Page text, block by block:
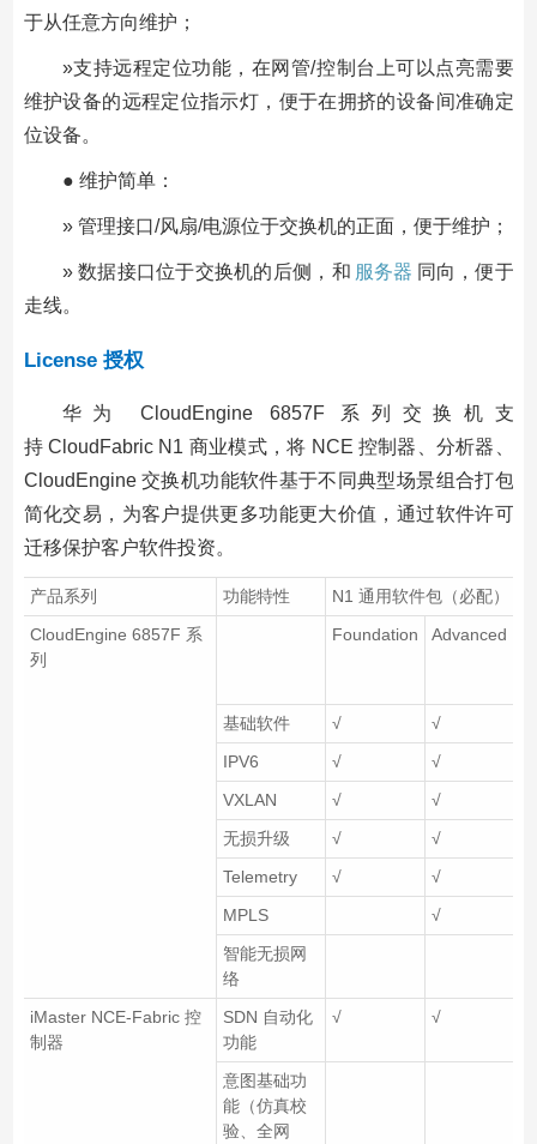
于从任意方向维护；
»支持远程定位功能，在网管/控制台上可以点亮需要
维护设备的远程定位指示灯，便于在拥挤的设备间准确定
位设备。
● 维护简单：
» 管理接口/风扇/电源位于交换机的正面，便于维护；
» 数据接口位于交换机的后侧，和 服务器 同向，便于
走线。
License 授权
华为 CloudEngine 6857F 系列交换机支
持 CloudFabric N1 商业模式，将 NCE 控制器、分析器、
CloudEngine 交换机功能软件基于不同典型场景组合打包
简化交易，为客户提供更多功能更大价值，通过软件许可
迁移保护客户软件投资。
产品系列 功能特性
N1 通用软件包（必配）
CloudEngine 6857F 系
列
Foundation Advanced
基础软件 √ √
IPV6
√ √
VXLAN
√ √
无损升级
√ √
Telemetry
√ √
MPLS
√
智能无损网
络
iMaster NCE-Fabric 控
制器
SDN 自动化
功能
√ √
意图基础功
能（仿真校
验、全网